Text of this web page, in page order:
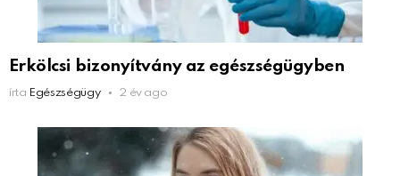
Erkölcsi bizonyítvány az egészségügyben
írta Egészségügy 2 év ago